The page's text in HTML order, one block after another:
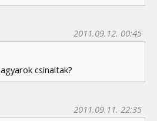
2011.09.12. 00:45
csinaltak?
2011.09.11. 22:35